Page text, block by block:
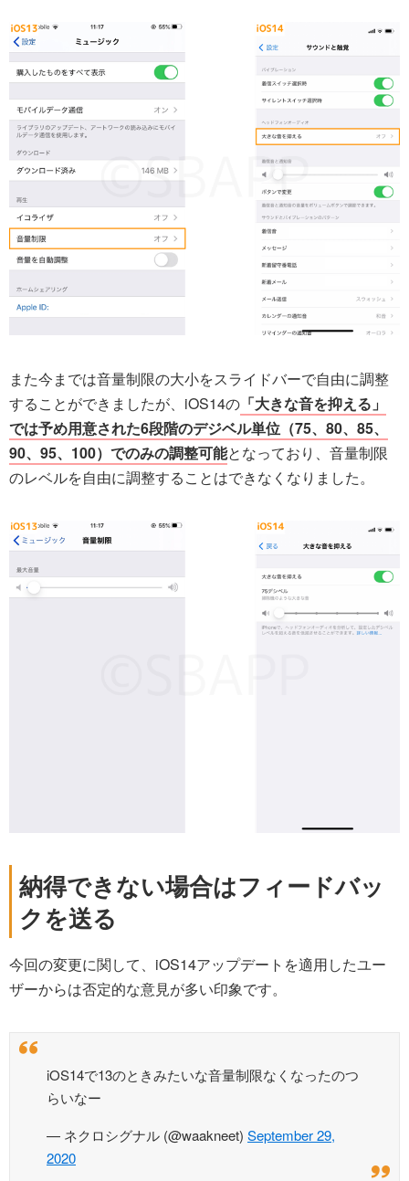
また今までは音量制限の大小をスライドバーで自由に調整
することができましたが、iOS14の 「大きな音を抑える」
では予め用意された6段階のデジベル単位（75、80、85、
90、95、100）でのみの調整可能となっており、音量制限
のレベルを自由に調整することはできなくなりました。
納得できない場合はフィードバッ
クを送る
今回の変更に関して、iOS14アップデートを適用したユー
ザーからは否定的な意見が多い印象です。
iOS14で13のときみたいな音量制限なくなったのつ
らいなー
— ネクロシグナル (@waakneet) September 29,
2020